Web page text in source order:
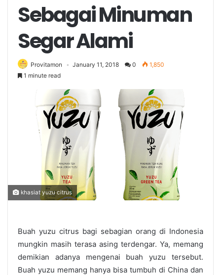
Sebagai Minuman
Segar Alami
Provitamon January 11, 2018 0
1,850
1 minute read
khasiat yuzu citrus
Buah yuzu citrus bagi sebagian orang di Indonesia
mungkin masih terasa asing terdengar. Ya, memang
demikian adanya mengenai buah yuzu tersebut.
Buah yuzu memang hanya bisa tumbuh di China dan